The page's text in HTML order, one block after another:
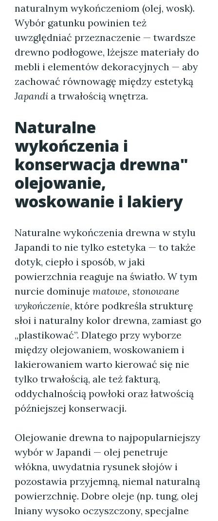
naturalnym wykończeniom (olej, wosk).
Wybór gatunku powinien też
uwzględniać przeznaczenie — twardsze
drewno podłogowe, lżejsze materiały do
mebli i elementów dekoracyjnych — aby
zachować równowagę między estetyką
Japandi a trwałością wnętrza.
Naturalne
wykończenia i
konserwacja drewna"
olejowanie,
woskowanie i lakiery
Naturalne wykończenia drewna w stylu
Japandi to nie tylko estetyka — to także
dotyk, ciepło i sposób, w jaki
powierzchnia reaguje na światło. W tym
nurcie dominuje matowe, stonowane
wykończenie, które podkreśla strukturę
słoi i naturalny kolor drewna, zamiast go
„plastikować”. Dlatego przy wyborze
między olejowaniem, woskowaniem i
lakierowaniem warto kierować się nie
tylko trwałością, ale też fakturą,
oddychalnością powłoki oraz łatwością
późniejszej konserwacji.
Olejowanie drewna to najpopularniejszy
wybór w Japandi — olej penetruje
włókna, uwydatnia rysunek słojów i
pozostawia przyjemną, niemal naturalną
powierzchnię. Dobre oleje (np. tung, olej
lniany wysoko oczyszczony, specjalne